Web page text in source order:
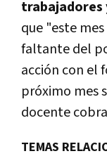
trabajadores
que "este
faltante del
acción con el
próximo mes
docente
TEMAS